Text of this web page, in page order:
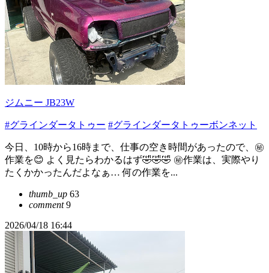
ジムニー JB23W
#グラインダータトゥー #グラインダータトゥーボンネット
今日、10時から16時まで、仕事の空き時間があったので、㊙️
作業を😊 よく見たらわかるはず🤣🤣🤣 ㊙️作業は、実際やり
たくかかったんだよなぁ… 何の作業を...
thumb_up 63
comment9
2026/04/18 16:44